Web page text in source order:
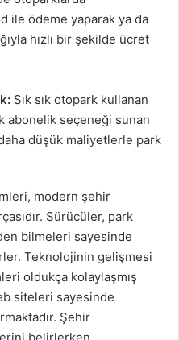
ile ödeme yaparak ya da
hızlı bir şekilde ücret
Sık sık otopark kullanan
abonelik seçeneği sunan
düşük maliyetlerle park
modern şehir
Sürücüler, park
bilmeleri sayesinde
Teknolojinin gelişmesi
oldukça kolaylaşmış
siteleri sayesinde
Şehir